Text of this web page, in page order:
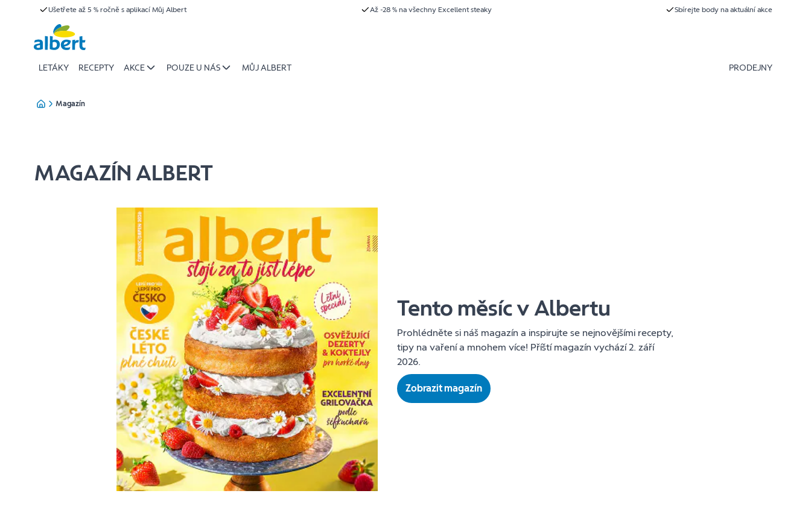
Ušetřete až 5 % ročně s aplikací Můj Albert Až -28 % na všechny Excellent steaky Sbírejte body na aktuální akce
LETÁKY RECEPTY AKCE POUZE U NÁS MŮJ ALBERT PRODEJNY
Magazín
MAGAZÍN ALBERT
Tento měsíc v Albertu
Prohlédněte si náš magazín a inspirujte se nejnovějšími recepty,
tipy na vaření a mnohem více! Příští magazín vychází 2. září
2026.
Zobrazit magazín